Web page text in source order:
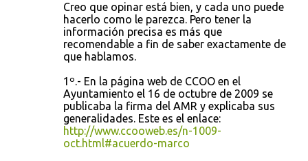
Creo que opinar está bien, y cada uno puede
hacerlo como le parezca. Pero tener la
información precisa es más que
recomendable a fin de saber exactamente de
que hablamos.
1º.- En la página web de CCOO en el
Ayuntamiento el 16 de octubre de 2009 se
publicaba la firma del AMR y explicaba sus
generalidades. Este es el enlace:
http://www.ccooweb.es/n-1009-
oct.html#acuerdo-marco